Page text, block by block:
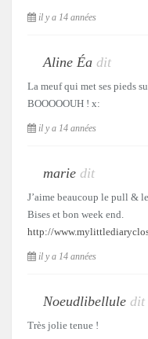
il y a 14 années
Aline Éa dit
La meuf qui met ses pieds
BOOOOOUH ! x:
il y a 14 années
marie dit
J’aime beaucoup le pull &
Bises et bon week end.
http://
il y a 14 années
Noeudlibellule dit
Très jolie tenue !